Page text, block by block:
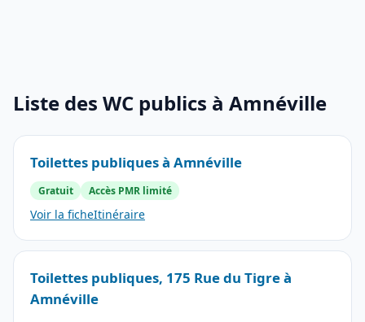
Liste des WC publics à Amnéville
Toilettes publiques à Amnéville
Gratuit Accès PMR limité
Voir la ficheItinéraire
Toilettes publiques, 175 Rue du Tigre à
Amnéville